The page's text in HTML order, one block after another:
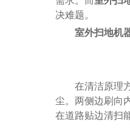
决难题。
室外扫地机
在清洁原理
尘。两侧边刷向
在道路贴边清扫